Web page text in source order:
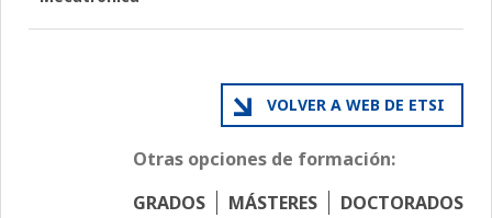
VOLVER A WEB DE ETSI
Otras opciones de formación:
GRADOS
MÁSTERES DOCTORADOS